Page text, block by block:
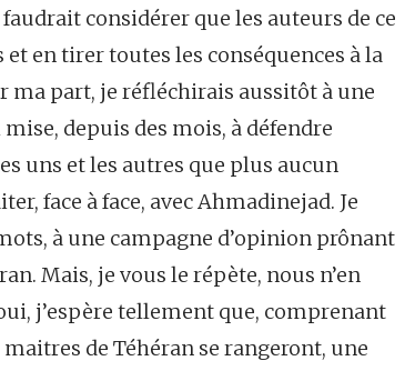
considérer que les auteurs de ce
en tirer toutes les conséquences à la
part, je réfléchirais aussitôt à une
depuis des mois, à défendre
uns et les autres que plus aucun
face à face, avec Ahmadinejad. Je
à une campagne d’opinion prônant
Mais, je vous le répète, nous n’en
j’espère tellement que, comprenant
de Téhéran se rangeront, une